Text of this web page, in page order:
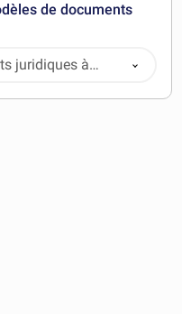
de documents
juridiques à